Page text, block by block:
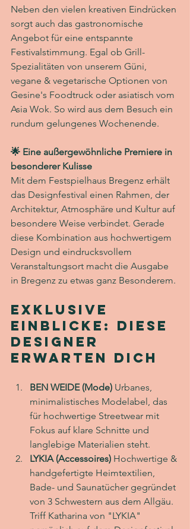
Neben den vielen kreativen Eindrücken
sorgt auch das gastronomische
Angebot für eine entspannte
Festivalstimmung. Egal ob Grill-
Spezialitäten von unserem Güni,
vegane & vegetarische Optionen von
Gesine's Foodtruck oder asiatisch vom
Asia Wok. So wird aus dem Besuch ein
rundum gelungenes Wochenende.
🌟 Eine außergewöhnliche Premiere in
besonderer Kulisse
Mit dem Festspielhaus Bregenz erhält
das Designfestival einen Rahmen, der
Architektur, Atmosphäre und Kultur auf
besondere Weise verbindet. Gerade
diese Kombination aus hochwertigem
Design und eindrucksvollem
Veranstaltungsort macht die Ausgabe
in Bregenz zu etwas ganz Besonderem.
Exklusive
Einblicke: Diese
Designer
erwarten dich
BEN WEIDE (Mode) Urbanes,
minimalistisches Modelabel, das
für hochwertige Streetwear mit
Fokus auf klare Schnitte und
langlebige Materialien steht.
LYKIA (Accessoires) Hochwertige &
handgefertigte Heimtextilien,
Bade- und Saunatücher gegründet
von 3 Schwestern aus dem Allgäu.
Triff Katharina von "LYKIA"